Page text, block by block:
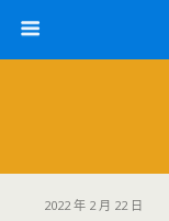
2022 年 2 月 22 日